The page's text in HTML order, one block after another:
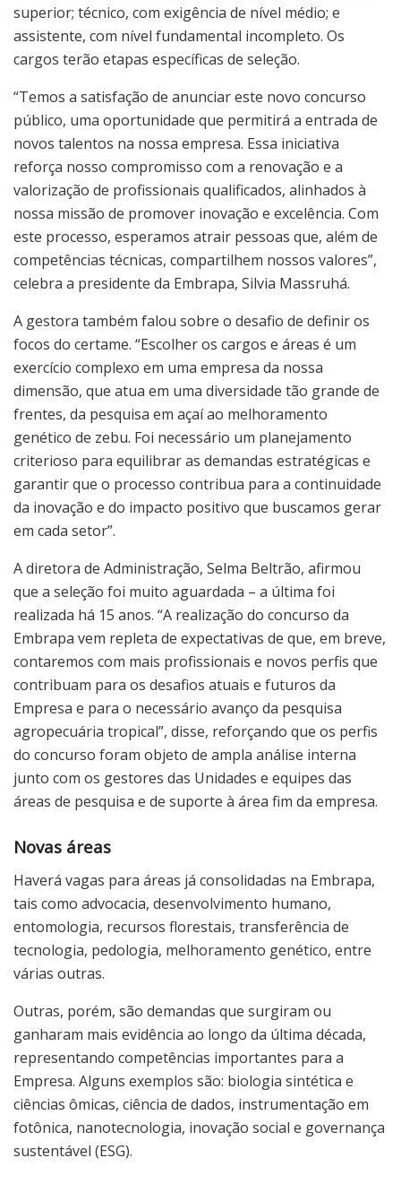
superior; técnico, com exigência de nível médio; e
assistente, com nível fundamental incompleto. Os
cargos terão etapas específicas de seleção.
“Temos a satisfação de anunciar este novo concurso
público, uma oportunidade que permitirá a entrada de
novos talentos na nossa empresa. Essa iniciativa
reforça nosso compromisso com a renovação e a
valorização de profissionais qualificados, alinhados à
nossa missão de promover inovação e excelência. Com
este processo, esperamos atrair pessoas que, além de
competências técnicas, compartilhem nossos valores”,
celebra a presidente da Embrapa, Silvia Massruhá.
A gestora também falou sobre o desafio de definir os
focos do certame. “Escolher os cargos e áreas é um
exercício complexo em uma empresa da nossa
dimensão, que atua em uma diversidade tão grande de
frentes, da pesquisa em açaí ao melhoramento
genético de zebu. Foi necessário um planejamento
criterioso para equilibrar as demandas estratégicas e
garantir que o processo contribua para a continuidade
da inovação e do impacto positivo que buscamos gerar
em cada setor”.
A diretora de Administração, Selma Beltrão, afirmou
que a seleção foi muito aguardada – a última foi
realizada há 15 anos. “A realização do concurso da
Embrapa vem repleta de expectativas de que, em breve,
contaremos com mais profissionais e novos perfis que
contribuam para os desafios atuais e futuros da
Empresa e para o necessário avanço da pesquisa
agropecuária tropical”, disse, reforçando que os perfis
do concurso foram objeto de ampla análise interna
junto com os gestores das Unidades e equipes das
áreas de pesquisa e de suporte à área fim da empresa.
Novas áreas
Haverá vagas para áreas já consolidadas na Embrapa,
tais como advocacia, desenvolvimento humano,
entomologia, recursos florestais, transferência de
tecnologia, pedologia, melhoramento genético, entre
várias outras.
Outras, porém, são demandas que surgiram ou
ganharam mais evidência ao longo da última década,
representando competências importantes para a
Empresa. Alguns exemplos são: biologia sintética e
ciências ômicas, ciência de dados, instrumentação em
fotônica, nanotecnologia, inovação social e governança
sustentável (ESG).